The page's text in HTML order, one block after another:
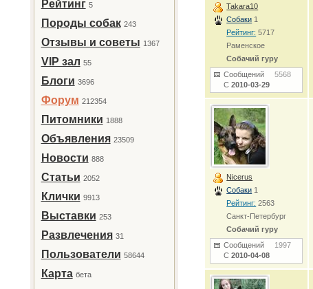
Рейтинг 5
Породы собак 243
Отзывы и советы 1367
VIP зал 55
Блоги 3696
Форум 212354
Питомники 1888
Объявления 23509
Новости 888
Статьи 2052
Клички 9913
Выставки 253
Развлечения 31
Пользователи 58644
Карта бета
Takara10
Собаки 1
Рейтинг: 5717
Раменское
Собачий гуру
Сообщений5568
С2010-03-29
Nicerus
Собаки 1
Рейтинг: 2563
Санкт-Петербург
Собачий гуру
Сообщений 1997
С2010-04-08